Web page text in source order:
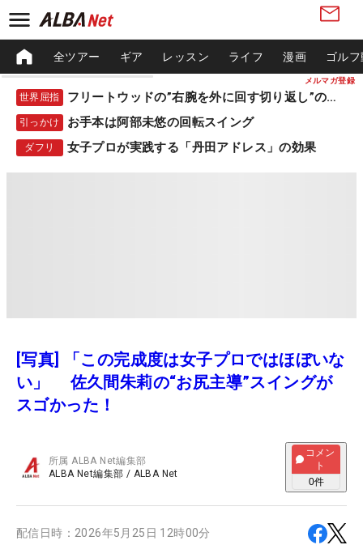
メルマガ登録
全ツアー ギア レッスン ライフ 漫画 ゴル
世界屈指 フリートウッドの”右腕を外に回す切り返し”の秘密
引っかけ お手本は阿部未悠の回転スイング
ダフリ 女子プロが実践する「丹田アドレス」の効果
[写真] 「この完成度は女子プロではほぼいな
い」 佐久間朱莉の“お尻主導”スイングが
スゴかった！
所属ALBA Net編集部
ALBA Net編集部 / ALBA Net
コメン
ト
0件
配信日時： 2026年5月25日 12時00分